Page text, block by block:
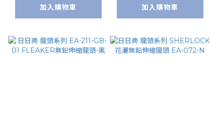
加入購物車 加入購物車